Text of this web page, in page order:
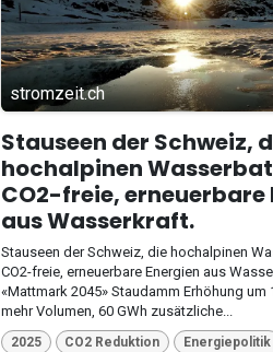
stromzeit.ch
Stauseen der Schweiz,
hochalpinen
CO2-freie, erneuerbare
aus Wasserkraft.
Stauseen der Schweiz, die hochalpinen
CO2-freie, erneuerbare Energien aus
«Mattmark 2045» Staudamm Erhöhung um
mehr Volumen, 60 GWh zusätzliche...
2025 CO2 Reduktion Energiepolitik